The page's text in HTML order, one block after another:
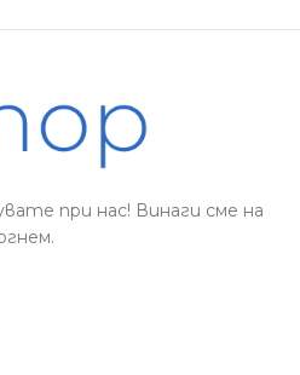
при нас! Винаги сме на